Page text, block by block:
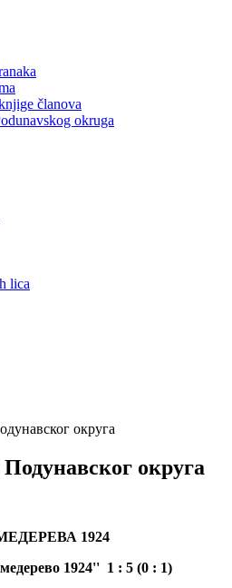
članova
okruga
lica
округа
округа
1924
1924'' 1 : 5 (0 : 1)